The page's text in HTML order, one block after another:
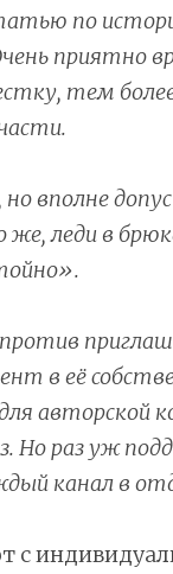
по
приятно
тем
вполне
леди в
в её
авторской
Но раз уж
канал в